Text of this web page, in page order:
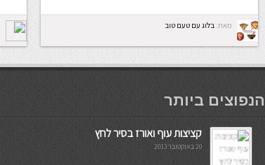
מאת: בלוג עם טעם טוב
мостбет кг
הנפוצים ביותר
קציצות עוף ואורז בסיר לחץ
20 באוקטובר 2013